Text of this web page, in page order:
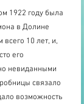
1922 году была
в Долине
всего 10 лет, и,
его
невиданными
связало
возможность